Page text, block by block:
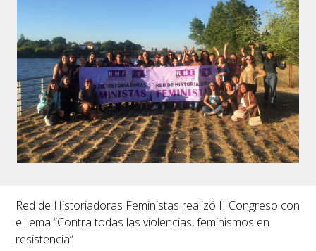
Red de Historiadoras Feministas realizó II Congreso con
el lema “Contra todas las violencias, feminismos en
resistencia”